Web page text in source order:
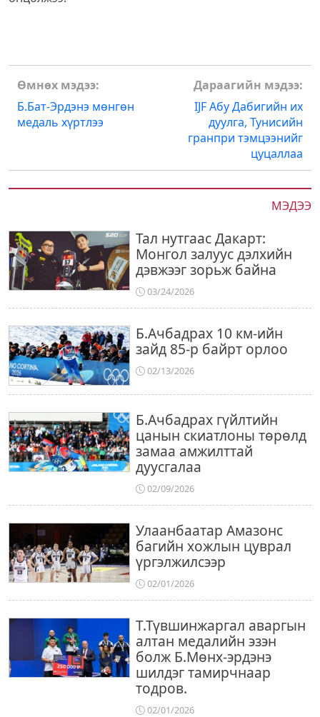
МЭДЭЭ
Тал нутгаас Дакарт:
Монгол залуус дэлхийн
дэвжээг зорьж байна
03/24/2026
Б.Ачбадрах 10 км-ийн
зайд 85-р байрт орлоо
02/13/2026
Б.Ачбадрах гүйлтийн
цанын скиатлоны төрөлд
замаа амжилттай
дуусгалаа
02/09/2026
Улаанбаатар Амазонс
багийн хожлын цуврал
үргэлжилсээр
02/01/2026
Т.Түвшинжаргал аваргын
алтан медалийн эзэн
болж Б.Мөнх-эрдэнэ
шилдэг тамирчнаар
тодров.
02/01/2026
Post
navigation
Өмнөх мэдээ:
Б.Бат-Эрдэнэ мөнгөн
медаль хүртлээ
Дараагийн мэдээ:
IJF Абу Дабигийн их
дуулга, Тунисийн
гранпри тэмцээнийг
цуцаллаа